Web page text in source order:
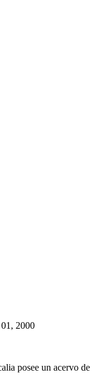
01, 2000
posee un acervo de